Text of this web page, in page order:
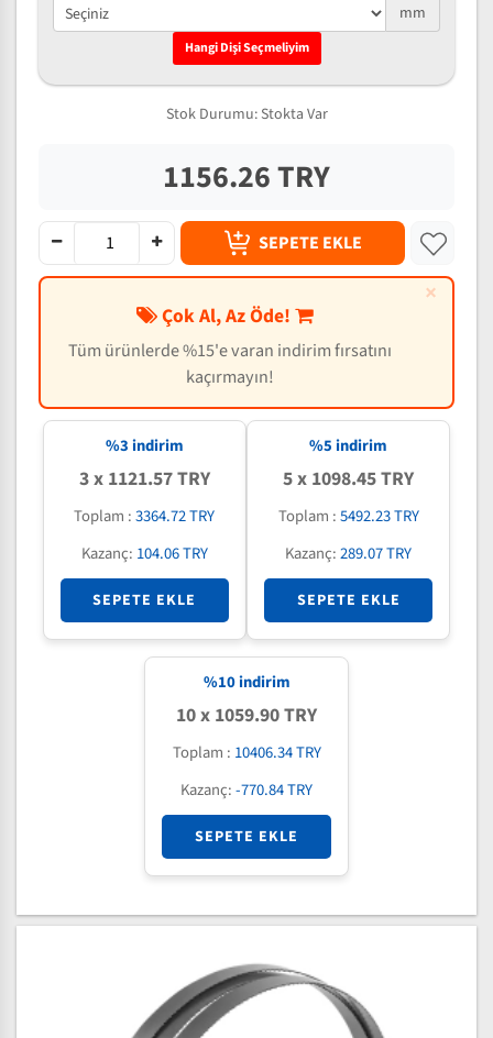
mm
Hangi Dişi Seçmeliyim
Stok Durumu: Stokta Var
1156.26 TRY
SEPETE EKLE
×
Çok Al, Az Öde!
Tüm ürünlerde %15'e varan indirim fırsatını
kaçırmayın!
%3 indirim
3 x 1121.57 TRY
Toplam :3364.72 TRY
Kazanç: 104.06 TRY
SEPETE EKLE
%5 indirim
5 x 1098.45 TRY
Toplam :5492.23 TRY
Kazanç:289.07 TRY
SEPETE EKLE
%10indirim
10 x 1059.90 TRY
Toplam : 10406.34 TRY
Kazanç:-770.84 TRY
SEPETE EKLE